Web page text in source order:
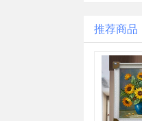
推荐商品